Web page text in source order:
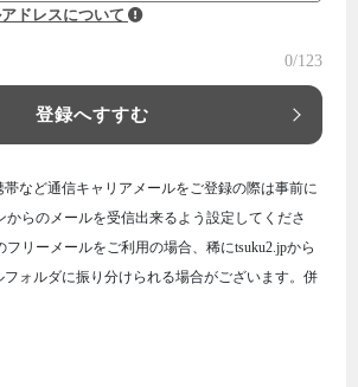
ドレスについて
0/123
登録へすすむ
など通信キャリアメールをご登録の際は事前に
からのメールを受信出来るよう設定してくださ
フリーメールをご利用の場合、稀にtsuku2.jpから
ォルダに振り分けられる場合がございます。併